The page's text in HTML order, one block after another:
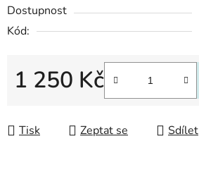
Dostupnost
Kód:
1 250 Kč
Tisk Zeptat se Sdílet